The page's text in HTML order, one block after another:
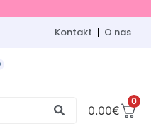
Kontakt O nas
0
0.00€